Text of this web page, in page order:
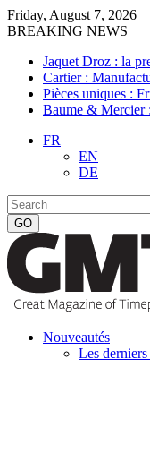
Friday, August 7, 2026
BREAKING NEWS
Jaquet Droz : la
Cartier :
Pièces uniques :
Baume & Mercier
FR
EN
DE
Nouveautés
Les